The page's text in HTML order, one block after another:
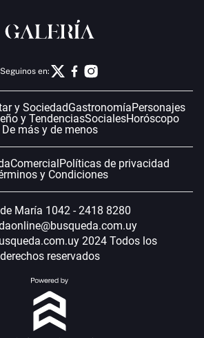
Seguinos en:
y SociedadGastronomíaPersonajes
y TendenciasSocialesHoróscopo
De más y de menos
Comercial Políticas de privacidad
y Condiciones
María 1042 - 2418 8280
2024 Todos los
derechos reservados